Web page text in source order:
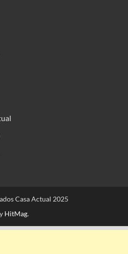
Casa Actual 2025
y HitMag.